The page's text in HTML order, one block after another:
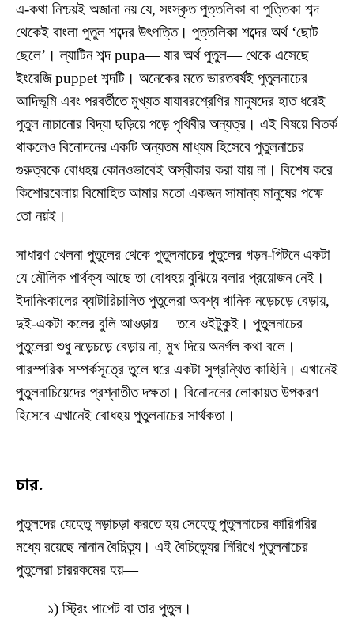
এ-কথা নিশ্চয়ই অজানা নয় যে, সংস্কৃত পুত্তলিকা বা পুত্তিকা শব্দ
থেকেই বাংলা পুতুল শব্দের উৎপত্তি। পুত্তলিকা শব্দের অর্থ ‘ছোট
ছেলে’। ল্যাটিন শব্দ pupa— যার অর্থ পুতুল— থেকে এসেছে
ইংরেজি puppet শব্দটি। অনেকের মতে ভারতবর্ষ‌ই পুতুলনাচের
আদিভূমি এবং পরবর্তীতে মুখ্যত যাযাবরশ্রেণির মানুষদের হাত ধরেই
পুতুল নাচানোর বিদ্যা ছড়িয়ে পড়ে পৃথিবীর অন্যত্র। এই বিষয়ে বিতর্ক
থাকলেও বিনোদনের একটি অন্যতম মাধ্যম হিসেবে পুতুলনাচের
গুরুত্বকে বোধহয় কোনওভাবেই অস্বীকার করা যায় না। বিশেষ করে
কিশোরবেলায় বিমোহিত আমার মতো একজন সামান্য মানুষের পক্ষে
তো নয়ই।
সাধারণ খেলনা পুতুলের থেকে পুতুলনাচের পুতুলের গড়ন-পিটনে একটা
যে মৌলিক পার্থক্য আছে তা বোধহয় বুঝিয়ে বলার প্রয়োজন নেই।
ইদানিংকালের ব্যাটারিচালিত পুতুলেরা অবশ্য খানিক নড়েচড়ে বেড়ায়,
দুই-একটা কলের বুলি আওড়ায়— তবে ওইটুকুই। পুতুলনাচের
পুতুলেরা শুধু নড়েচড়ে বেড়ায় না, মুখ দিয়ে অনর্গল কথা বলে।
পারস্পরিক সম্পর্কসূত্রে তুলে ধরে একটা সুগ্রন্থিত কাহিনি। এখানেই
পুতুলনাচিয়েদের প্রশ্নাতীত দক্ষতা। বিনোদনের লোকায়ত উপকরণ
হিসেবে এখানেই বোধহয় পুতুলনাচের সার্থকতা।
চার.
পুতুলদের যেহেতু নড়াচড়া করতে হয় সেহেতু পুতুলনাচের কারিগরির
মধ্যে রয়েছে নানান বৈচিত্র্য। এই বৈচিত্র্যের নিরিখে পুতুলনাচের
পুতুলেরা চাররকমের হয়—
১) স্ট্রিং পাপেট বা তার পুতুল।